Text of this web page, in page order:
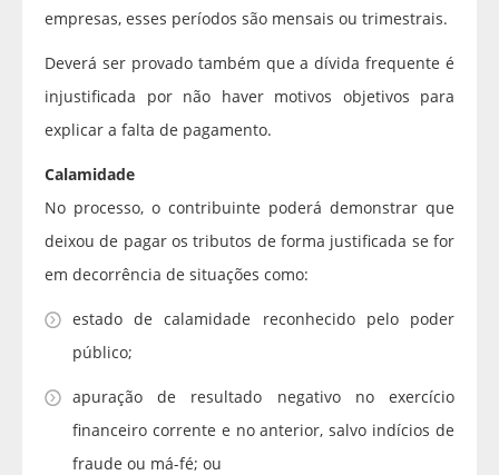
empresas, esses períodos são mensais ou trimestrais.
Deverá ser provado também que a dívida frequente é
injustificada por não haver motivos objetivos para
explicar a falta de pagamento.
Calamidade
No processo, o contribuinte poderá demonstrar que
deixou de pagar os tributos de forma justificada se for
em decorrência de situações como:
estado de calamidade reconhecido pelo poder
público;
apuração de resultado negativo no exercício
financeiro corrente e no anterior, salvo indícios de
fraude ou má-fé; ou